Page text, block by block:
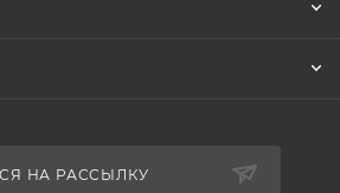
НА РАССЫЛКУ